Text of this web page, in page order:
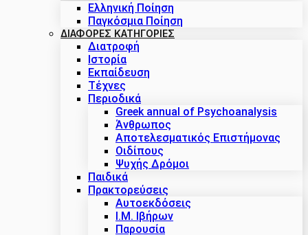
Ελληνική Ποίηση
Παγκόσμια Ποίηση
ΔΙΑΦΟΡΕΣ ΚΑΤΗΓΟΡΙΕΣ
Διατροφή
Ιστορία
Εκπαίδευση
Τέχνες
Περιοδικά
Greek annual of Psychoanalysis
Άνθρωπος
Αποτελεσματικός Επιστήμονας
Οιδίπους
Ψυχής Δρόμοι
Παιδικά
Πρακτoρεύσεις
Αυτοεκδόσεις
Ι.Μ. Ιβήρων
Παρουσία